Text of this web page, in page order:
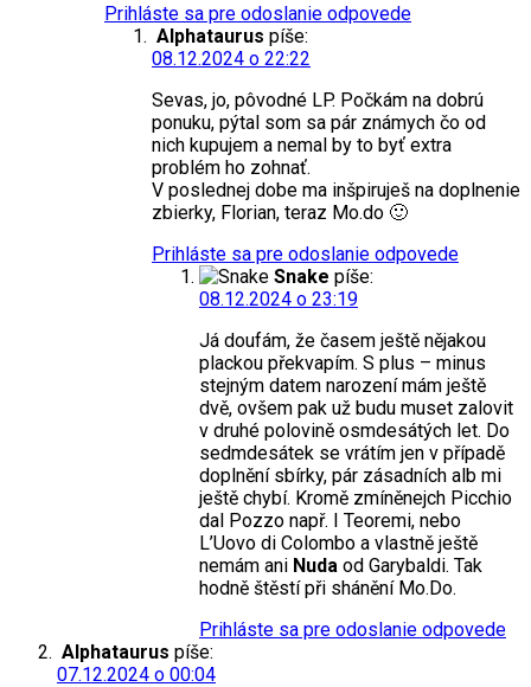
Prihláste sa pre odoslanie odpovede
Alphataurus píše:
08.12.2024 o 22:22
Sevas, jo, pôvodné LP. Počkám na dobrú
ponuku, pýtal som sa pár známych čo od
nich kupujem a nemal by to byť extra
problém ho zohnať.
V poslednej dobe ma inšpiruješ na doplnenie
zbierky, Florian, teraz Mo.do 🙂
Prihláste sa pre odoslanie odpovede
Snake píše:
08.12.2024 o 23:19
Já doufám, že časem ještě nějakou
plackou překvapím. S plus – minus
stejným datem narození mám ještě
dvě, ovšem pak už budu muset zalovit
v druhé polovině osmdesátých let. Do
sedmdesátek se vrátím jen v případě
doplnění sbírky, pár zásadních alb mi
ještě chybí. Kromě zmíněnejch Picchio
dal Pozzo např. I Teoremi, nebo
L’Uovo di Colombo a vlastně ještě
nemám ani Nuda od Garybaldi. Tak
hodně štěstí při shánění Mo.Do.
Prihláste sa pre odoslanie odpovede
Alphataurus píše:
07.12.2024 o 00:04